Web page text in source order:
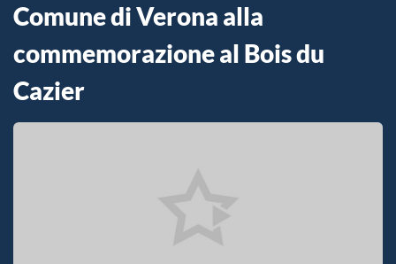
Comune di Verona alla
commemorazione al Bois du
Cazier